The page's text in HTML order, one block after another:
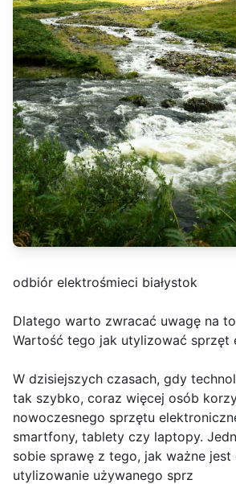
odbiór elektrośmieci białystok
Dlatego warto zwracać uwagę na to
Wartość tego jak utylizować sprzęt
W dzisiejszych czasach, gdy
tak szybko, coraz więcej osób
nowoczesnego sprzętu
smartfony, tablety czy laptopy.
sobie sprawę z tego, jak ważne
utylizowanie używanego sprz